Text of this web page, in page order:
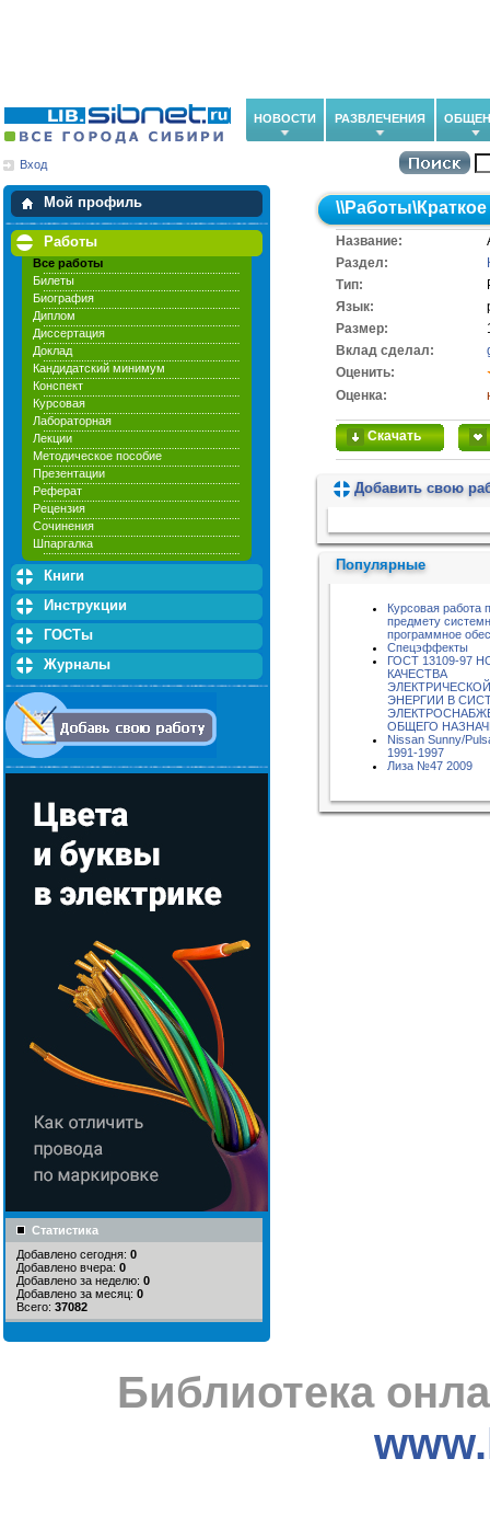
НОВОСТИ РАЗВЛЕЧЕНИЯ
Вход
Мой профиль
Мои закладки
Работы
Все работы
Билеты
Биография
Диплом
Диссертация
Доклад
Кандидатский минимум
Конспект
Курсовая
Лабораторная
Лекции
Методическое пособие
Презентации
Реферат
Рецензия
Сочинения
Шпаргалка
Книги
Инструкции
ГОСТы
Журналы
Статистика
Добавлено сегодня: 0
Добавлено вчера: 0
Добавлено за неделю: 0
Добавлено за месяц: 0
Всего: 37082
\\Работы\
Название:
Раздел:
Тип:
Язык:
Размер:
Вклад сделал:
Оценить:
Оценка:
Скачать
Добавить свою
Популярные
Курсовая работа
предмету
программное
Спецэффекты
ГОСТ 13109-97
КАЧЕСТВА
ЭЛЕКТРИЧЕСКОЙ
ЭНЕРГИИ В
ОБЩЕГО
Nissan Sunny/
1991-1997
Лиза №47 2009
Библиотека